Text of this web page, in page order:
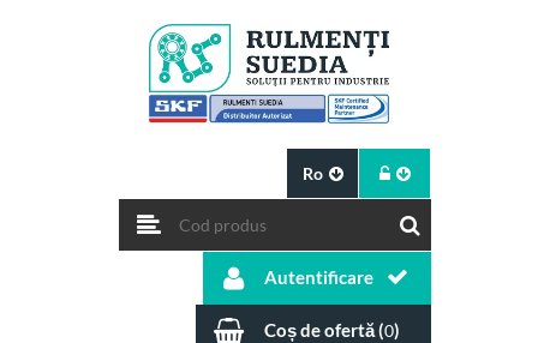
Ro
Autentificare
Coș de ofertă (0)